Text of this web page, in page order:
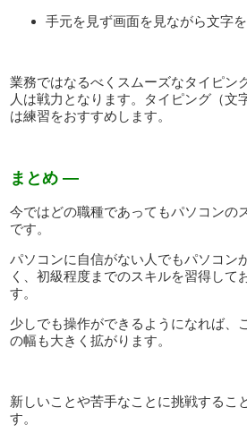
手元を見ず画面を見ながら文字
業務ではなるべくスムーズなタイピン
人は戦力となります。タイピング（文
は練習をおすすめします。
まとめ —
今ではどの職種であってもパソコンの
です。
パソコンに自信がない人でもパソコン
く、初級程度までのスキルを習得して
す。
少しでも操作ができるようになれば、
の幅も大きく拡がります。
新しいことや苦手なことに挑戦するこ
す。